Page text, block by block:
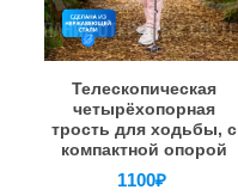
Телескопическая
четырёхопорная
трость для ходьбы, с
компактной опорой
1100₽